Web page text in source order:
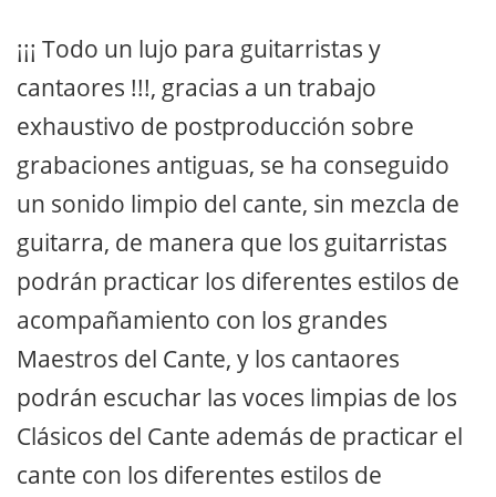
¡¡¡ Todo un lujo para guitarristas y
cantaores !!!, gracias a un trabajo
exhaustivo de postproducción sobre
grabaciones antiguas, se ha conseguido
un sonido limpio del cante, sin mezcla de
guitarra, de manera que los guitarristas
podrán practicar los diferentes estilos de
acompañamiento con los grandes
Maestros del Cante, y los cantaores
podrán escuchar las voces limpias de los
Clásicos del Cante además de practicar el
cante con los diferentes estilos de